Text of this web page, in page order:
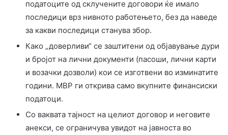
податоците од склучените договори ќе имало
последици врз нивното работењето, без да наведе
за какви последици станува збор.
Како „доверливи“ се заштитени од објавување дури
и бројот на лични документи (пасоши, лични карти
и возачки дозволи) кои се изготвени во изминатите
години. МВР ги открива само вкупните финансиски
податоци.
Со ваквата тајност на целиот договор и неговите
анекси, се ограничува увидот на јавноста во